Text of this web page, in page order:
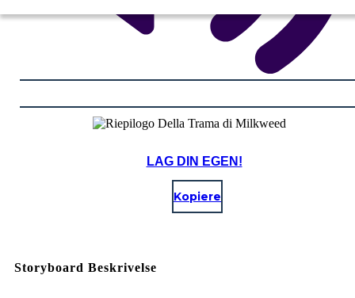
LAG DIN EGEN!
Kopiere
Storyboard Beskrivelse